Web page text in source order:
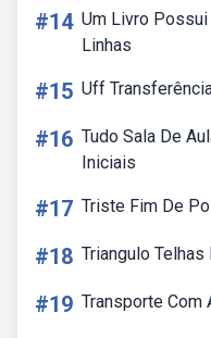
#14 Um Livro Possui
Linhas
#15 Uff
#16 Tudo Sala De
Iniciais
#17 Triste Fim De
#18 Triangulo Telhas
#19 Transporte Com